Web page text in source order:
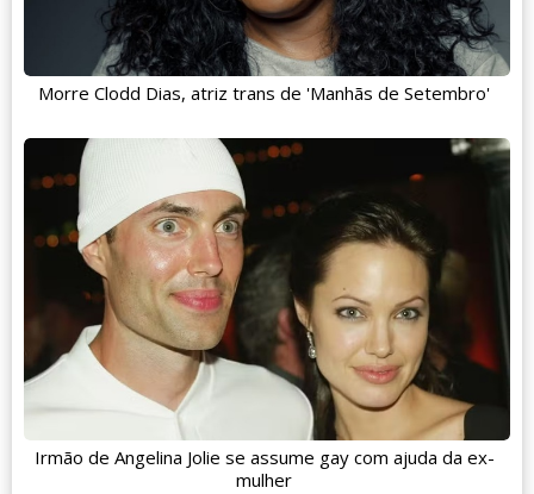
Morre Clodd Dias, atriz trans de 'Manhãs de Setembro'
Irmão de Angelina Jolie se assume gay com ajuda da ex-
mulher